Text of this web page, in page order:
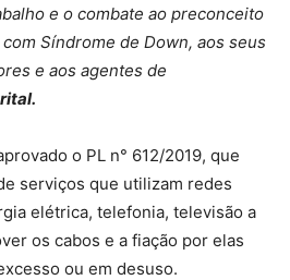
e o combate ao preconceito
Síndrome de Down, aos seus
e aos agentes de
o PL n° 612/2019, que
serviços que utilizam redes
elétrica, telefonia, televisão a
os cabos e a fiação por elas
ou em desuso.